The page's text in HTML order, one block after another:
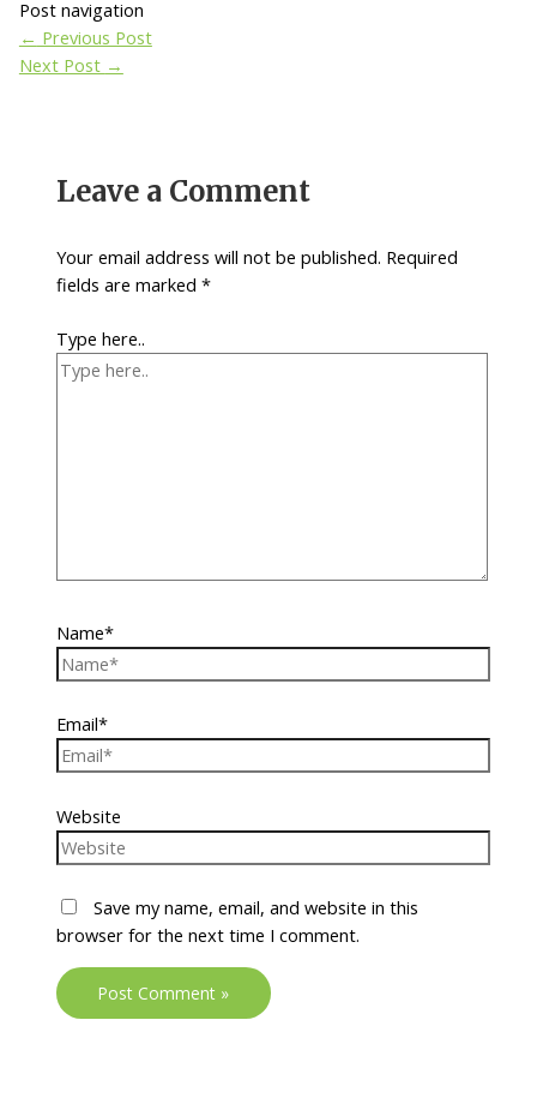
Post navigation
← Previous Post
Next Post →
Leave a Comment
Your email address will not be published. Required
fields are marked*
Type here..
Name*
Email*
Website
Save my name, email, and website in this
browser for the next time I comment.